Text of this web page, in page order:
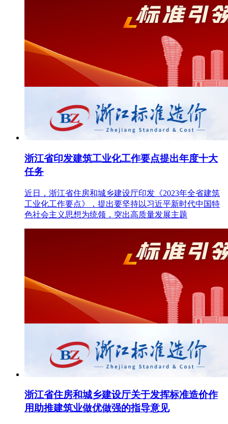
浙江省印发建筑工业化工作要点提出年度十大
任务
近日，浙江省住房和城乡建设厅印发《2023年全省建筑
工业化工作要点》，提出要坚持以习近平新时代中国特
色社会主义思想为统领，突出高质量发展主题
浙江省住房和城乡建设厅关于发挥标准造价作
用助推建筑业做优做强的指导意见